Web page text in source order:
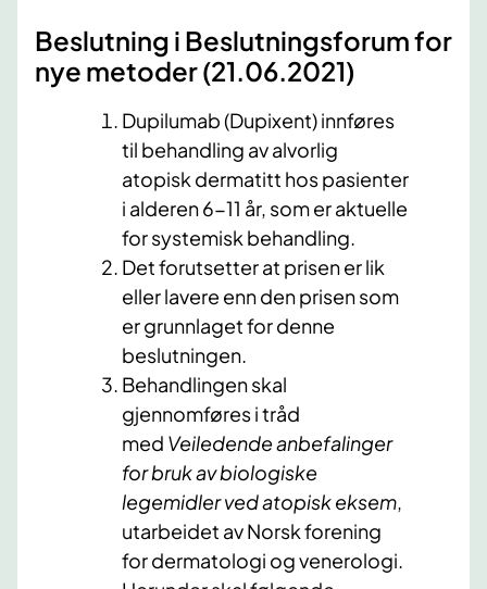
​Beslutning i Beslutningsforum for
nye metoder (21.06.2021)​
Dupilumab (Dupixent) innføres
til behandling av alvorlig
atopisk dermatitt hos pasienter
i alderen 6-11 år, som er aktuelle
for systemisk behandling.
Det forutsetter at prisen er lik
eller lavere enn den prisen som
er grunnlaget for denne
beslutningen.
Behandlingen skal
gjennomføres i tråd
med Veiledende anbefalinger
for bruk av biologiske
legemidler ved atopisk eksem
utarbeidet av Norsk forening
for dermatologi og venerologi.